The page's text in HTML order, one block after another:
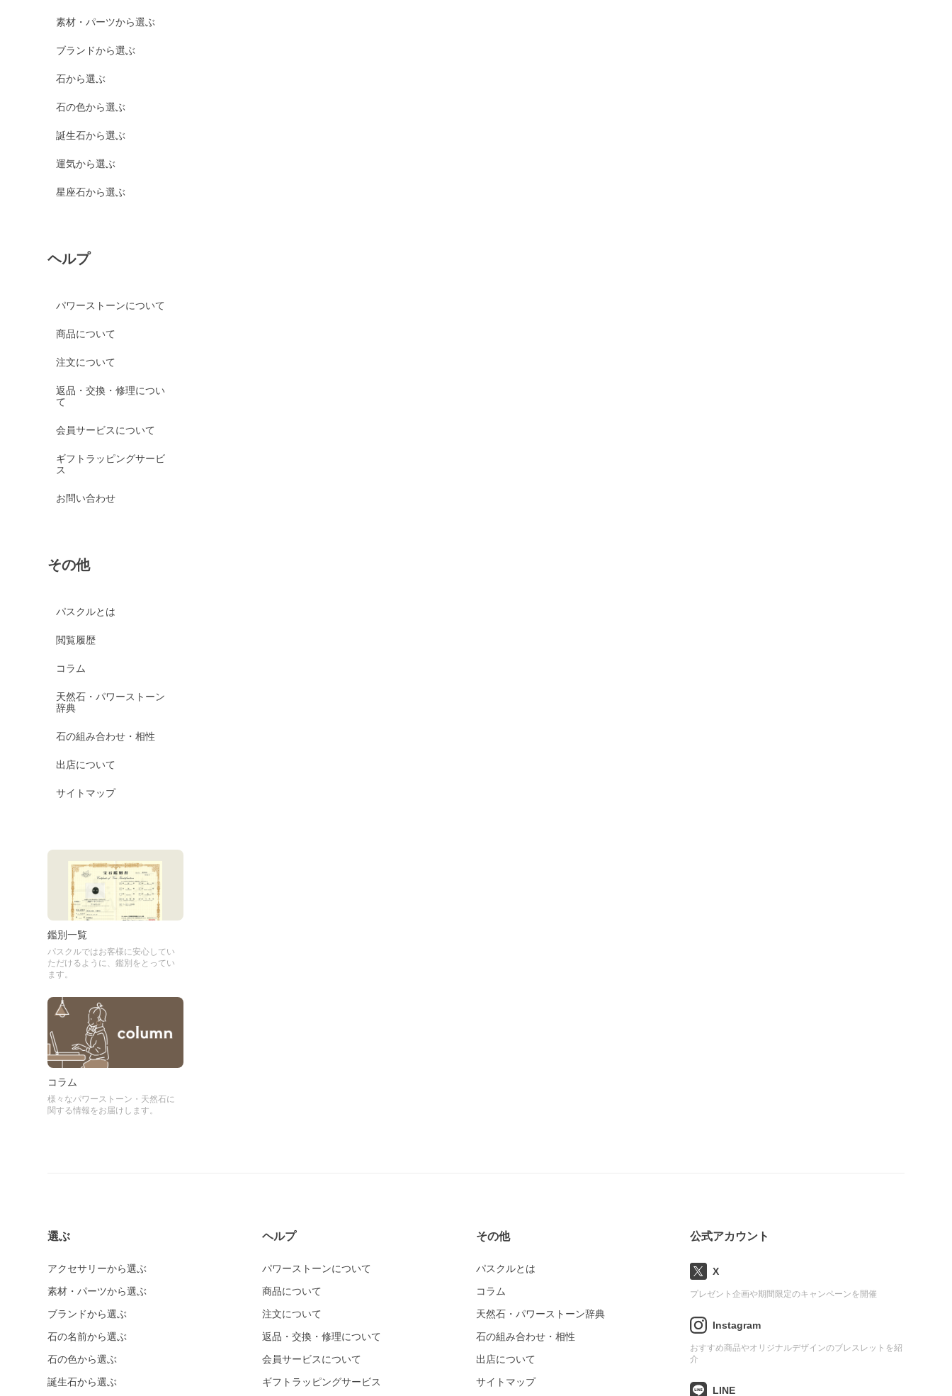
素材・パーツから選ぶ
ブランドから選ぶ
石から選ぶ
石の色から選ぶ
誕生石から選ぶ
運気から選ぶ
星座石から選ぶ
ヘルプ
パワーストーンについて
商品について
注文について
返品・交換・修理につい
て
会員サービスについて
ギフトラッピングサービ
ス
お問い合わせ
その他
パスクルとは
閲覧履歴
コラム
天然石・パワーストーン
辞典
石の組み合わせ・相性
出店について
サイトマップ
鑑別一覧
パスクルではお客様に安心してい
ただけるように、鑑別をとってい
ます。
コラム
様々なパワーストーン・天然石に
関する情報をお届けします。
選ぶ
アクセサリーから選ぶ
素材・パーツから選ぶ
ブランドから選ぶ
石の名前から選ぶ
石の色から選ぶ
誕生石から選ぶ
ヘルプ
パワーストーンについて
商品について
注文について
返品・交換・修理について
会員サービスについて
ギフトラッピングサービス
その他
パスクルとは
コラム
天然石・パワーストーン辞典
石の組み合わせ・相性
出店について
サイトマップ
公式アカウント
X
プレゼント企画や期間限定のキャンペーンを開催
Instagram
おすすめ商品やオリジナルデザインのブレスレットを紹
介
LINE